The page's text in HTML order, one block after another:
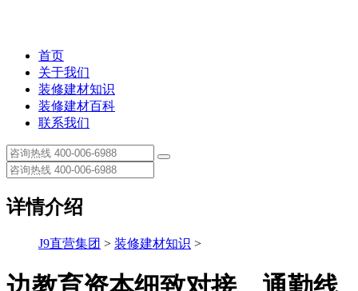
首页
关于我们
装修建材知识
装修建材百科
联系我们
详情介绍
J9直营集团 > 装修建材知识 >